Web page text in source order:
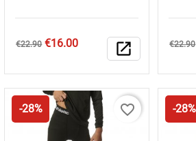
Regular
€22.90 Price
€16.00 open_in_new €22.90
-28% favorite_border -28%